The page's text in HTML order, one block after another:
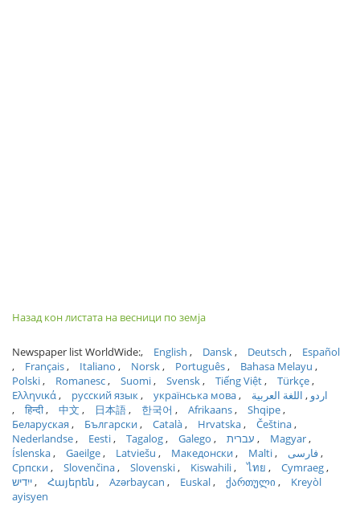
Назад кон листата на весници по земја
Newspaper list WorldWide: English Dansk Deutsch
Español
Français
Italiano Norsk Português
Bahasa Melayu
Polski
Romanesc Suomi Svensk Tiếng Việt
Türkçe
Ελληνικά
русский язык українська мова اردو
اللغة العربية
हिन्दी
中文 日本語 한국어 Afrikaans
Shqipe
Беларуская
Български Català Hrvatska
Čeština
Nederlandse
Eesti Tagalog Galego עברית
Magyar
Íslenska
Gaeilge Latviešu Македонски Malti
فارسی
Српски
Slovenčina Slovenski Kiswahili ไทย
Cymraeg
ייִדיש
Հայերեն Azərbaycan Euskal ქართული
Kreyòl
ayisyen